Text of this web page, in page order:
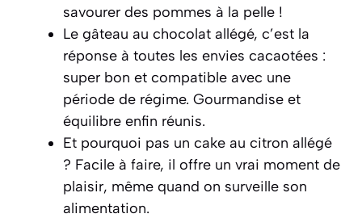
savourer des pommes à la pelle !
Le gâteau au chocolat allégé, c’est la
réponse à toutes les envies cacaotées :
super bon et compatible avec une
période de régime. Gourmandise et
équilibre enfin réunis.
Et pourquoi pas un cake au citron allégé
? Facile à faire, il offre un vrai moment de
plaisir, même quand on surveille son
alimentation.